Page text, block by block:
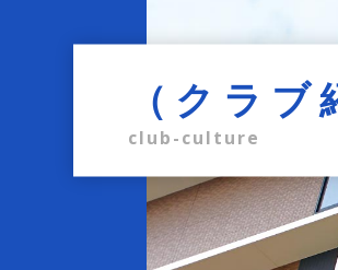
（クラ
club-culture